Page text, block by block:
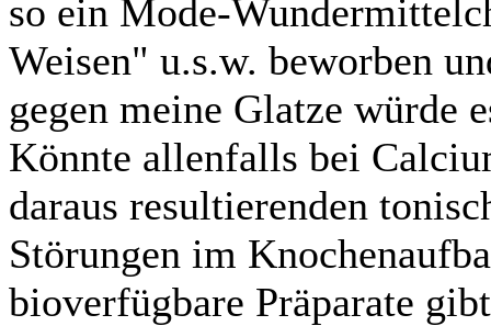
so ein Mode-
Weisen" u.s.w. beworben
gegen meine Glatze würde
Könnte allenfalls bei
daraus resultierenden
Störungen im
bioverfügbare Präparate